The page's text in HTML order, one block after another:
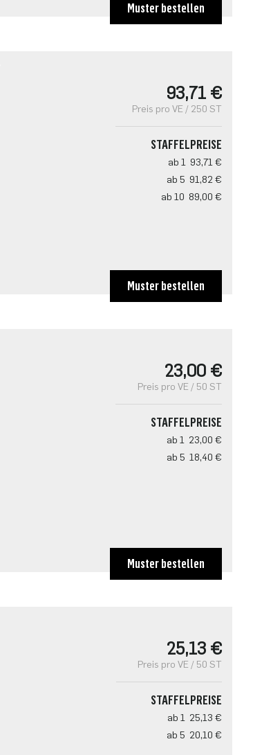
Muster bestellen
93,71 €
Preis pro VE / 250 ST
STAFFELPREISE
ab 1 93,71 €
ab 5 91,82 €
ab 10 89,00 €
Muster bestellen
23,00 €
Preis pro VE / 50 ST
STAFFELPREISE
ab 1 23,00 €
ab 5 18,40 €
Muster bestellen
25,13 €
Preis pro VE / 50 ST
STAFFELPREISE
ab 1 25,13 €
ab 5 20,10 €